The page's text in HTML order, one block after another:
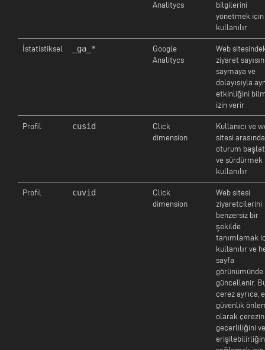
Analitycs
bilgilerini
yönetmek için
kullanılır
İstatistiksel _ga_*
Google
Analitycs
Web
ziyaret
saymaya ve
dolayısıyla
etkinliğini
izin verir
Profil cusid
Click
dimension
Kullanıcı ve
sitesi
oturum
ve sürdürmek
kullanılır
Profil cuvid
Click
dimension
Web sitesi
ziyaretçilerini
benzersiz bir
şekilde
tanımlamak
kullanılır ve
sayfa
görünümünde
güncellenir.
çerez ayrıca,
güvenlik
olarak çerezin
geçerliliğini ve